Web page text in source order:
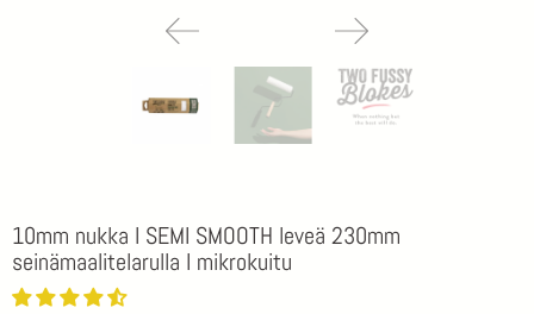
10mm nukka I SEMI SMOOTH leveä 230mm
seinämaalitelarulla I mikrokuitu